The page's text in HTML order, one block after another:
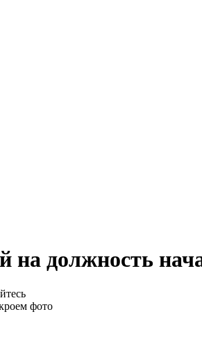
на должность
фото